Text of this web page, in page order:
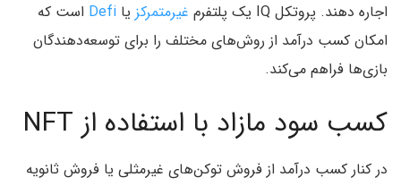
اجاره دهند. پروتکل IQ یک پلتفرم
غیرمتمرکز یا Defi است که
امکان کسب درآمد از روش‌های مختلف را برای توسعه‌دهندگان
بازی‌ها فراهم می‌کند.
کسب سود مازاد با استفاده از NFT
در کنار کسب درآمد از فروش توکن‌های غیرمثلی یا فروش ثانویه